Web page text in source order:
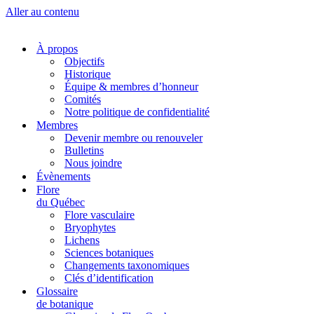
Aller au contenu
À propos
Objectifs
Historique
Équipe & membres d’honneur
Comités
Notre politique de confidentialité
Membres
Devenir membre ou renouveler
Bulletins
Nous joindre
Évènements
Flore
du Québec
Flore vasculaire
Bryophytes
Lichens
Sciences botaniques
Changements taxonomiques
Clés d’identification
Glossaire
de botanique